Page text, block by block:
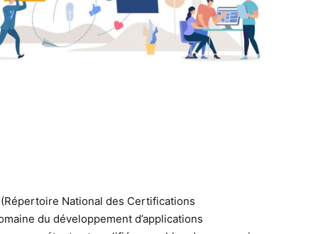
National des Certifications
du développement d’applications